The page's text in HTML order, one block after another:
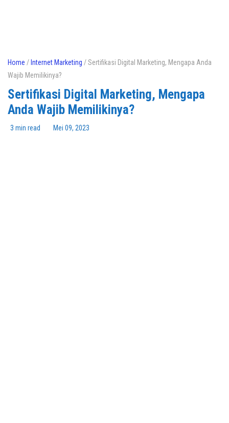
Home / Internet Marketing / Sertifikasi Digital Marketing, Mengapa Anda
Wajib Memilikinya?
Sertifikasi Digital Marketing, Mengapa
Anda Wajib Memilikinya?
3 min read Mei 09, 2023